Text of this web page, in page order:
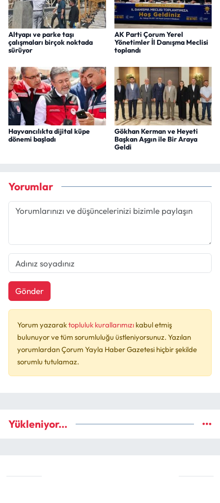
Altyapı ve parke taşı
çalışmaları birçok noktada
sürüyor
AK Parti Çorum Yerel
Yönetimler İl Danışma Meclisi
toplandı
Hayvancılıkta dijital küpe
dönemi başladı
Gökhan Kerman ve Heyeti
Başkan Aşgın ile Bir Araya
Geldi
Yorumlar
Gönder
Yorum yazaraktopluluk kurallarımızı kabul etmiş
bulunuyor ve tüm sorumluluğu üstleniyorsunuz. Yazılan
yorumlardan Çorum Yayla Haber Gazetesi hiçbir şekilde
sorumlu tutulamaz.
Yükleniyor...